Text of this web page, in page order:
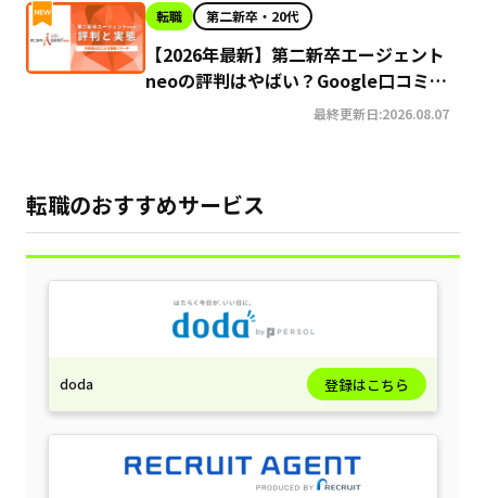
転職 第二新卒・20代
【2026年最新】第二新卒エージェント
neoの評判はやばい？Google口コミ高
評価の真実と利用の注意点を徹底解説
最終更新日:2026.08.07
転職のおすすめサービス
doda 登録はこちら